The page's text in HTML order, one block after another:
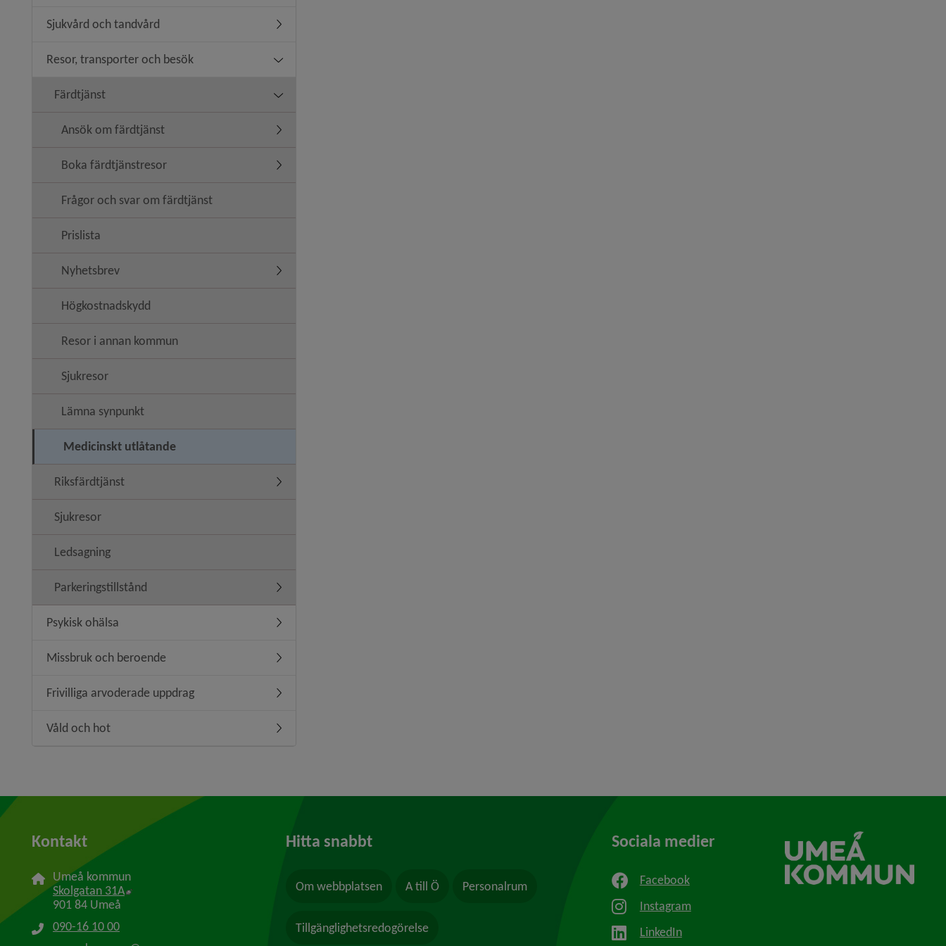
Sjukvård och tandvård Undermeny för Sjukvård och tandvård
Resor, transporter och besök Undermeny för Resor, transporter och besök
Färdtjänst Undermeny för Färdtjänst
Ansök om färdtjänst Undermeny för Ansök om färdtjänst
Boka färdtjänstresor Undermeny för Boka färdtjänstresor
Frågor och svar om färdtjänst
Prislista
Nyhetsbrev Undermeny för Nyhetsbrev
Högkostnadskydd
Resor i annan kommun
Sjukresor
Lämna synpunkt
Medicinskt utlåtande
Riksfärdtjänst Undermeny för Riksfärdtjänst
Sjukresor
Ledsagning
Parkeringstillstånd Undermeny för Parkeringstillstånd
Psykisk ohälsa Undermeny för Psykisk ohälsa
Missbruk och beroende Undermeny för Missbruk och beroende
Frivilliga arvoderade uppdrag Undermeny för Frivilliga arvoderade uppdrag
Våld och hot Undermeny för Våld och hot
Kontakt
Umeå kommun
Skolgatan 31A Länk till annan webbplats, öppnas i nytt fönster.
901 84 Umeå
090-16 10 00
Hitta snabbt
Om webbplatsen A till Ö Personalrum
Tillgänglighetsredogörelse
Sociala medier
Facebook
Instagram
LinkedIn